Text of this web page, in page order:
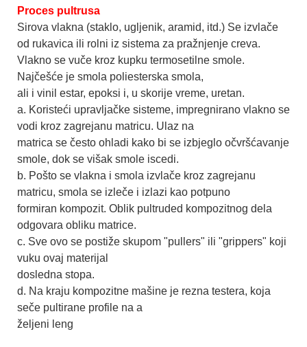
Proces pultrusa
Sirova vlakna (staklo, ugljenik, aramid, itd.) Se izvlače
od rukavica ili rolni iz sistema za pražnjenje creva.
Vlakno se vuče kroz kupku termosetilne smole.
Najčešće je smola poliesterska smola,
ali i vinil estar, epoksi i, u skorije vreme, uretan.
a. Koristeći upravljačke sisteme, impregnirano vlakno se
vodi kroz zagrejanu matricu. Ulaz na
matrica se često ohladi kako bi se izbjeglo očvršćavanje
smole, dok se višak smole iscedi.
b. Pošto se vlakna i smola izvlače kroz zagrejanu
matricu, smola se izleče i izlazi kao potpuno
formiran kompozit. Oblik pultruded kompozitnog dela
odgovara obliku matrice.
c. Sve ovo se postiže skupom "pullers" ili "grippers" koji
vuku ovaj materijal
dosledna stopa.
d. Na kraju kompozitne mašine je rezna testera, koja
seče pultirane profile na a
željeni leng